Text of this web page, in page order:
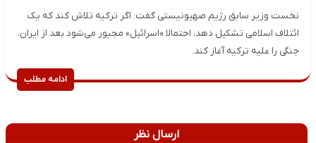
نخست وزیر سابق رژیم صهیونیستی گفت: اگر ترکیه تلاش کند که یک
ائتلاف اسلامی تشکیل دهد، احتمالا «اسرائیل» مجبور می‌شود بعد از ایران،
جنگی را علیه ترکیه آغاز کند.
ادامه مطلب
ارسال نظر